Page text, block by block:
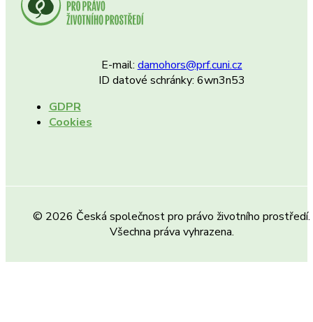
E-mail: damohors@prf.cuni.cz
ID datové schránky: 6wn3n53
GDPR
Cookies
© 2026 Česká společnost pro právo životního prostředí.
Všechna práva vyhrazena.